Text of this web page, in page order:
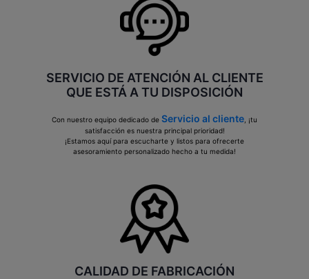
SERVICIO DE ATENCIÓN AL CLIENTE
QUE ESTÁ A TU DISPOSICIÓN
Con nuestro equipo dedicado de Servicio al cliente , ¡tu
satisfacción es nuestra principal prioridad!
¡Estamos aquí para escucharte y listos para ofrecerte
asesoramiento personalizado hecho a tu medida!
CALIDAD DE FABRICACIÓN